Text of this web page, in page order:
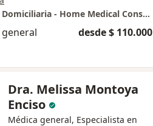
Consulta Médica Domiciliaria - Home Medical Consultation
desde $ 110.000
Dra. Melissa Montoya
Enciso
Médica general, Especialista en